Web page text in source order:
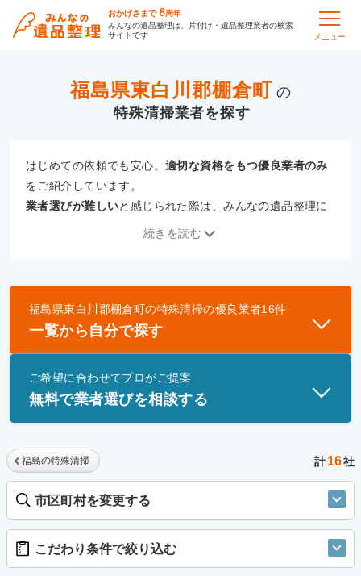
おかげさまで 8周年
みんなの遺品整理は、片付け・遺品整理業者の検索
サイトです
メニュー
福島県東白川郡棚倉町 の
特殊清掃
はじめての依頼でも安心。適切な資格をもつ優良業者のみ
をご紹介しています。
業者選びが難しいと感じられた際は、みんなの遺品整理に
優良業者とは
一般財団法人遺品整理認定協会、および一般社団法
士」資格を持つ事業者のみ掲載しています。
続きを読む
福島県東白川郡棚倉町の特殊清掃の優良業者16件
一覧から自分で探す
ご希望に合わせてプロがご提案
無料で業者選びを相談する
福島の特殊清掃 計16社
市区町村を変更する
こだわり条件で絞り込む